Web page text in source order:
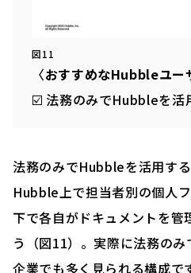
図11
〈おすすめなHubbleユー
☑️ 法務のみでHubbleを活
法務のみでHubbleを活用す
Hubble上で担当者別の個人
下で各自がドキュメントを管
う（図11）。実際に法務の
企業でも多く見られる構成で